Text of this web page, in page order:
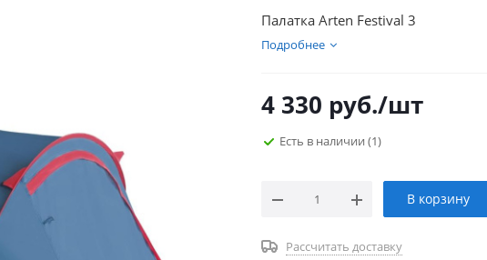
Палатка Arten Festival 3
Подробнее
4 330 руб./шт
Есть в наличии (1)
В корзину
Рассчитать доставку